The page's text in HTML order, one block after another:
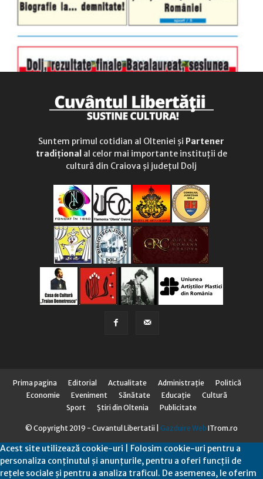
Suntem primul cotidian al Olteniei și Partener
tradițional al celor mai importante instituții de
cultură din Craiova și județul Dolj
Prima pagina Editorial Actualitate Administraţie
Politică
Economie
Eveniment Sănătate Educaţie
Cultură
Sport
Știri din Oltenia Publicitate
© Copyright 2019 - Cuvantul Libertatii | Gazduire Web ITrom.ro
Acest site utilizează cookie-uri | Folosim cookie-uri pentru a
personaliza conținutul și anunțurile, pentru a oferi funcții de
rețele sociale și pentru a analiza traficul. De asemenea, le oferim